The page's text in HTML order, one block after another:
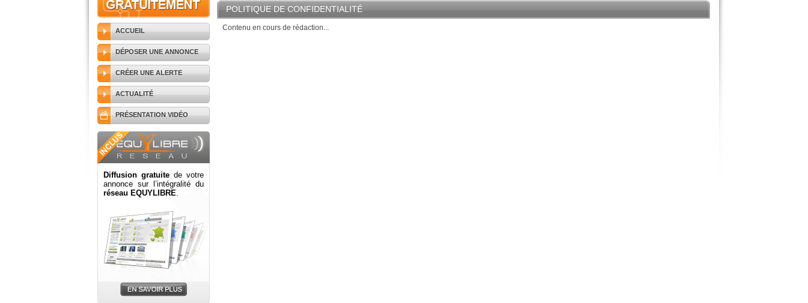
ACCUEIL
DÉPOSER UNE ANNONCE
CRÉER UNE ALERTE
ACTUALITÉ
PRÉSENTATION VIDÉO
Diffusion gratuite de votre
annonce sur l’intégralité du
réseau EQUYLIBRE.
POLITIQUE DE CONFIDENTIALITÉ
Contenu en cours de rédaction...